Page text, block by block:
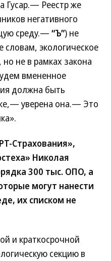
Гусар.— Реестр же
негативного
среду.— “Ъ”) не
экологическое
не в рамках закона
вмененное
должна быть
уверена она.— Это
Страхования»,
Николая
300 тыс. ОПО, а
могут нанести
их списком не
и краткосрочной
секцию в